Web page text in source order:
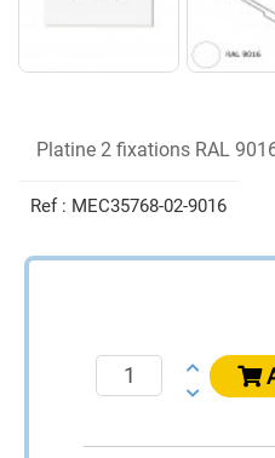
Platine 2 fixations RAL
Ref : MEC35768-02-9016